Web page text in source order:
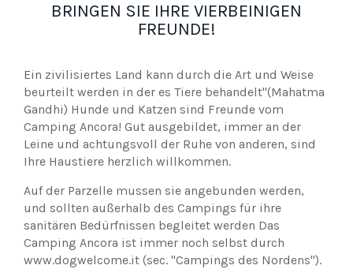
BRINGEN SIE IHRE VIERBEINIGEN
FREUNDE!
Ein zivilisiertes Land kann durch die Art und Weise
beurteilt werden in der es Tiere behandelt"(Mahatma
Gandhi) Hunde und Katzen sind Freunde vom
Camping Ancora! Gut ausgebildet, immer an der
Leine und achtungsvoll der Ruhe von anderen, sind
Ihre Haustiere herzlich willkommen.
Auf der Parzelle mussen sie angebunden werden,
und sollten außerhalb des Campings für ihre
sanitären Bedürfnissen begleitet werden Das
Camping Ancora ist immer noch selbst durch
www.dogwelcome.it (sec. "Campings des Nordens").